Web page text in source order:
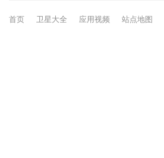
首页 卫星大全 应用视频 站点地图